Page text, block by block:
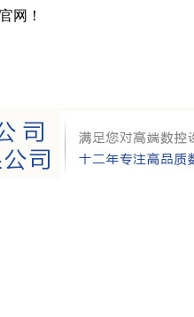
网！